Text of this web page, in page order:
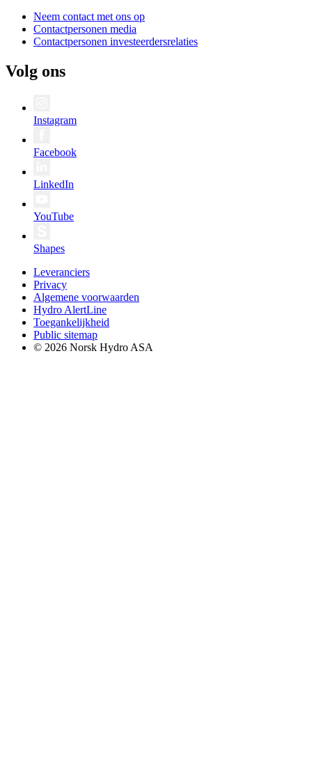
Neem contact met ons op
Contactpersonen media
Contactpersonen investeerdersrelaties
Volg ons
Instagram
Facebook
LinkedIn
YouTube
Shapes
Leveranciers
Privacy
Algemene voorwaarden
Hydro AlertLine
Toegankelijkheid
Public sitemap
© 2026 Norsk Hydro ASA